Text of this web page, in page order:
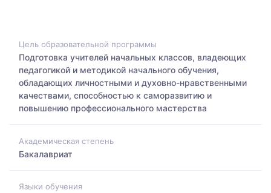
Цель образовательной программы
Подготовка учителей начальных классов, владеющих
педагогикой и методикой начального обучения,
обладающих личностными и духовно-нравственными
качествами, способностью к саморазвитию и
повышению профессионального мастерства
Академическая степень
Бакалавриат
Языки обучения